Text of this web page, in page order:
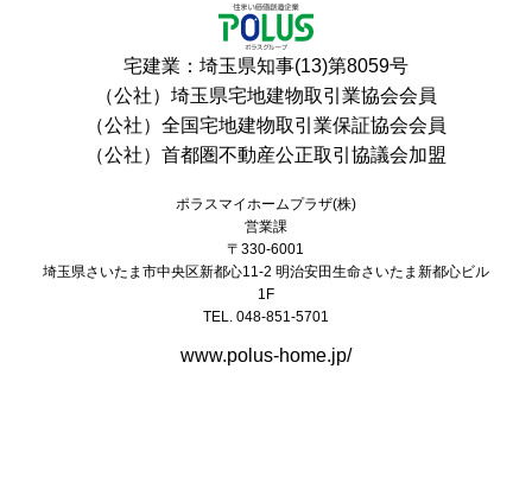
宅建業：埼玉県知事(13)第8059号
（公社）埼玉県宅地建物取引業協会会員
（公社）全国宅地建物取引業保証協会会員
（公社）首都圏不動産公正取引協議会加盟
ポラスマイホームプラザ(株)
営業課
〒330-6001
埼玉県さいたま市中央区新都心11-2 明治安田生命さいたま新都心ビル
1F
TEL. 048-851-5701
www.polus-home.jp/